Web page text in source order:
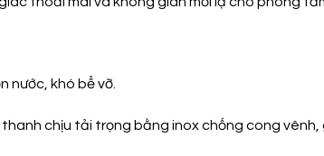
nước, khó bể vỡ.
chịu tải trọng bằng inox chống cong vênh,